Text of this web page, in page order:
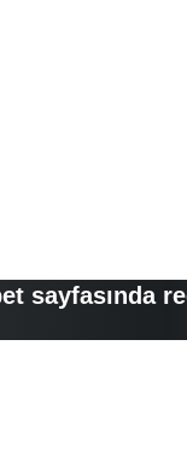
sayfasında